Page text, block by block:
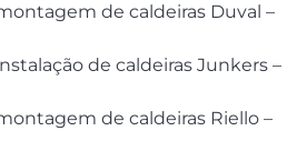
de caldeiras Duval –
de caldeiras Junkers –
de caldeiras Riello –